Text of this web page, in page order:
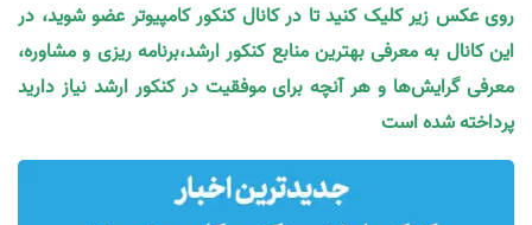
روی عکس زیر کلیک کنید تا در کانال کنکور کامپیوتر عضو شوید، در
این کانال به معرفی بهترین منابع کنکور ارشد،برنامه ریزی و مشاوره،
معرفی گرایش‌ها و هر آنچه برای موفقیت در کنکور ارشد نیاز دارید
پرداخته شده است